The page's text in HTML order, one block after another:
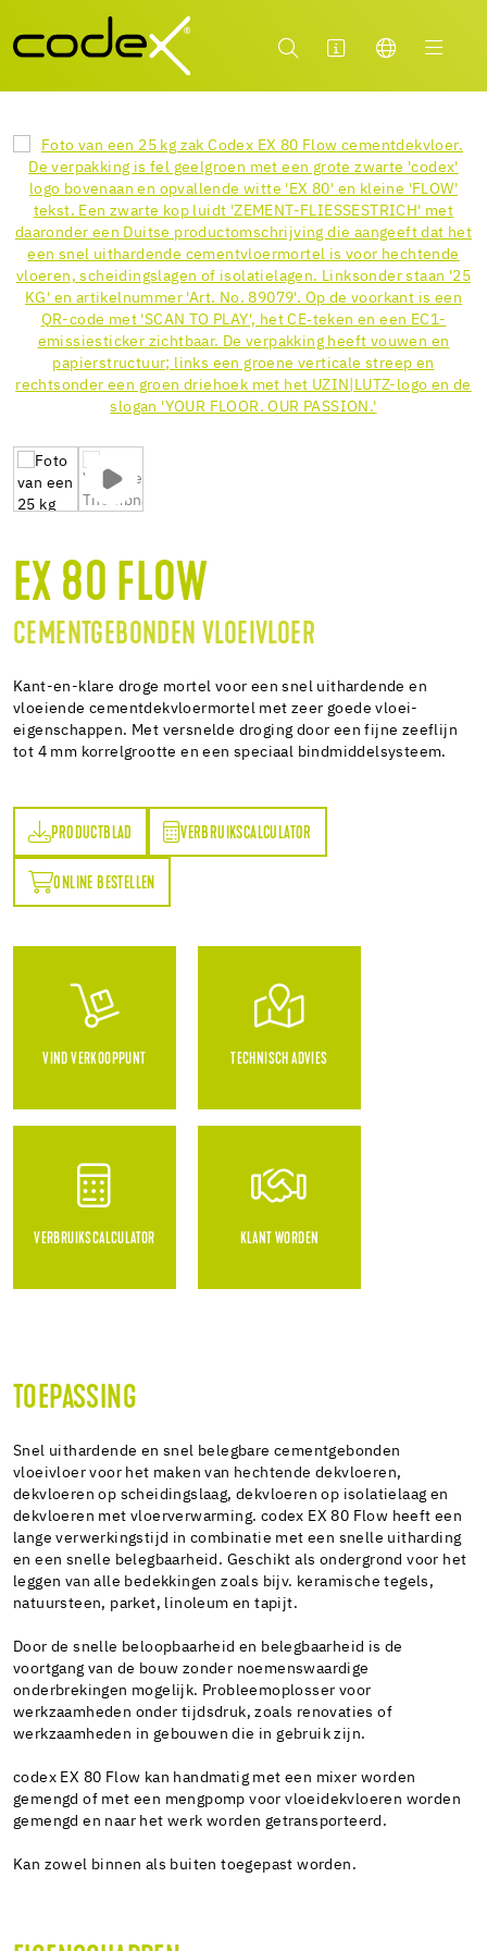
EX 80 FLOW
CEMENTGEBONDEN VLOEIVLOER
Kant-en-klare droge mortel voor een snel uithardende en
vloeiende cementdekvloermortel met zeer goede vloei-
eigenschappen. Met versnelde droging door een fijne zeeflijn
tot 4 mm korrelgrootte en een speciaal bindmiddelsysteem.
PRODUCTBLAD VERBRUIKSCALCULATOR
VERBRUIKSCALCULATOR
ONLINE BESTELLEN
VIND VERKOOPPUNT TECHNISCH ADVIES
VERBRUIKSCALCULATOR KLANT WORDEN
TOEPASSING
Snel uithardende en snel belegbare cementgebonden
vloeivloer voor het maken van hechtende dekvloeren,
dekvloeren op scheidingslaag, dekvloeren op isolatielaag en
dekvloeren met vloerverwarming. codex EX 80 Flow heeft een
lange verwerkingstijd in combinatie met een snelle uitharding
en een snelle belegbaarheid. Geschikt als ondergrond voor het
leggen van alle bedekkingen zoals bijv. keramische tegels,
natuursteen, parket, linoleum en tapijt.
Door de snelle beloopbaarheid en belegbaarheid is de
voortgang van de bouw zonder noemenswaardige
onderbrekingen mogelijk. Probleemoplosser voor
werkzaamheden onder tijdsdruk, zoals renovaties of
werkzaamheden in gebouwen die in gebruik zijn.
codex EX 80 Flow kan handmatig met een mixer worden
gemengd of met een mengpomp voor vloeidekvloeren worden
gemengd en naar het werk worden getransporteerd.
Kan zowel binnen als buiten toegepast worden.